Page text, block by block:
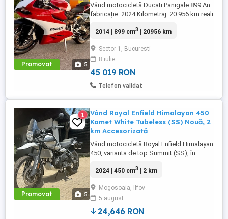
Promovat 5
Vând motocicletă Ducati Panigale 899 An
fabricație: 2024 Kilometraj: 20.956 km reali
află în stare foarte bună, funcționează
Detalii suplimentare la telefon Preț
discutabil la fața locului
2014 | 899 cm3 | 20956 km
Sector 1, Bucuresti
8 iulie
45 019 RON
Telefon validat
Promovat 5
1
Vând Royal Enfield Himalayan 450
Kamet White Tubeless (SS) Nouă, 2
km Accesorizată
Vând motocicletă Royal Enfield Himalayan
450, varianta de top Summit (SS), în
cu jante Tubeless. Motocicleta este
fabricată în octombrie 2024 și
achiziționată din reprezentanță în aprilie
2025. Se află în stare absolut ...
2024 | 450 cm3 | 2 km
Mogosoaia, Ilfov
5 august
24,646 RON